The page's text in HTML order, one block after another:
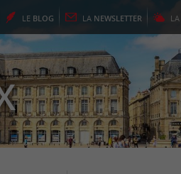
LE BLOG LA NEWSLETTER LA